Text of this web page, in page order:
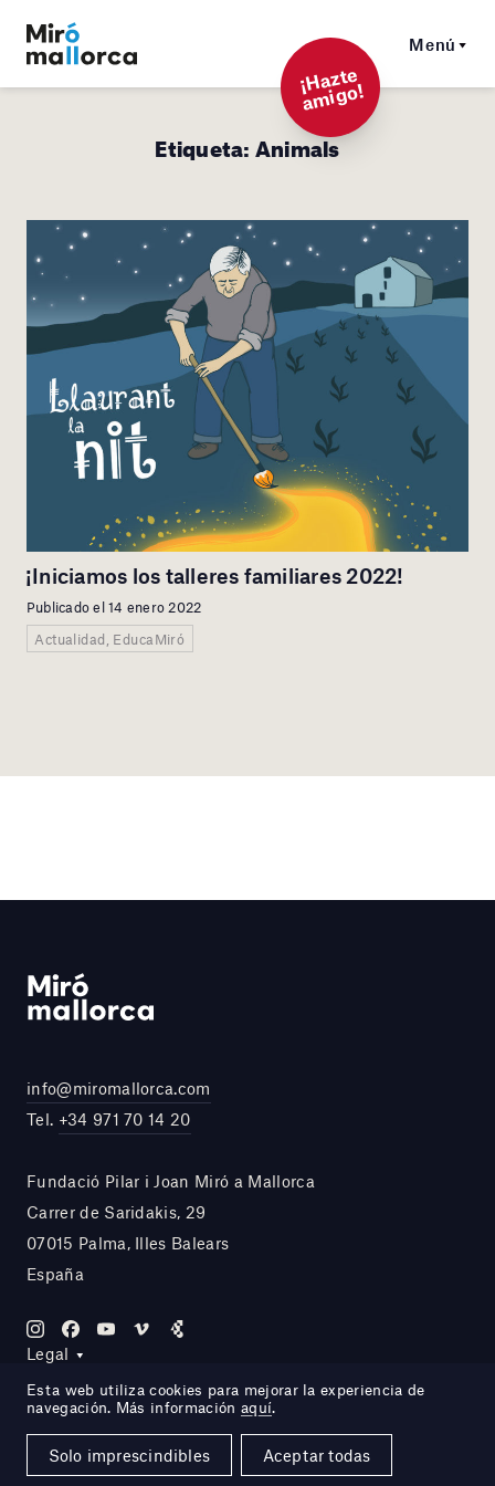
Menú
¡
Hazt
e
a
mi
g
o!
Etiqueta: Animals
¡Iniciamos los talleres familiares 2022!
Publicado el 14 enero 2022
Actualidad, EducaMiró
info@miromallorca.com
Tel. +34 971 70 14 20
Fundació Pilar i Joan Miró a Mallorca
Carrer de Saridakis, 29
07015 Palma, Illes Balears
España
Legal
Site by DOMO—A
Esta web utiliza cookies para mejorar la experiencia de
navegación. Más información aquí.
Solo imprescindibles Aceptar todas